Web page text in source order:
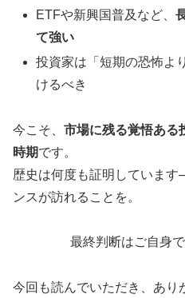
ETFや新興国普及など、
て強い
投資家は「短期の恐怖よ
けるべき
今こそ、 市場に残る覚悟ある
時期です。
歴史は何度も証明していま
ンスが訪れることを。
最終判断はご自身
今回も読んでいただき、あり